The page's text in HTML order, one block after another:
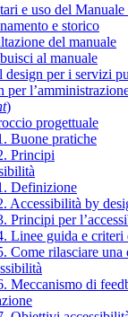
e uso del
e storico
del manuale
al manuale
design per i servizi
per
)
progettuale
Buone pratiche
Principi
Definizione
Accessibilità by
Principi per
Linee guida e criteri
Come rilasciare una
Meccanismo di